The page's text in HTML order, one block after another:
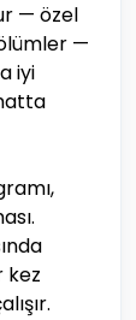
— özel
—
iyi
kez